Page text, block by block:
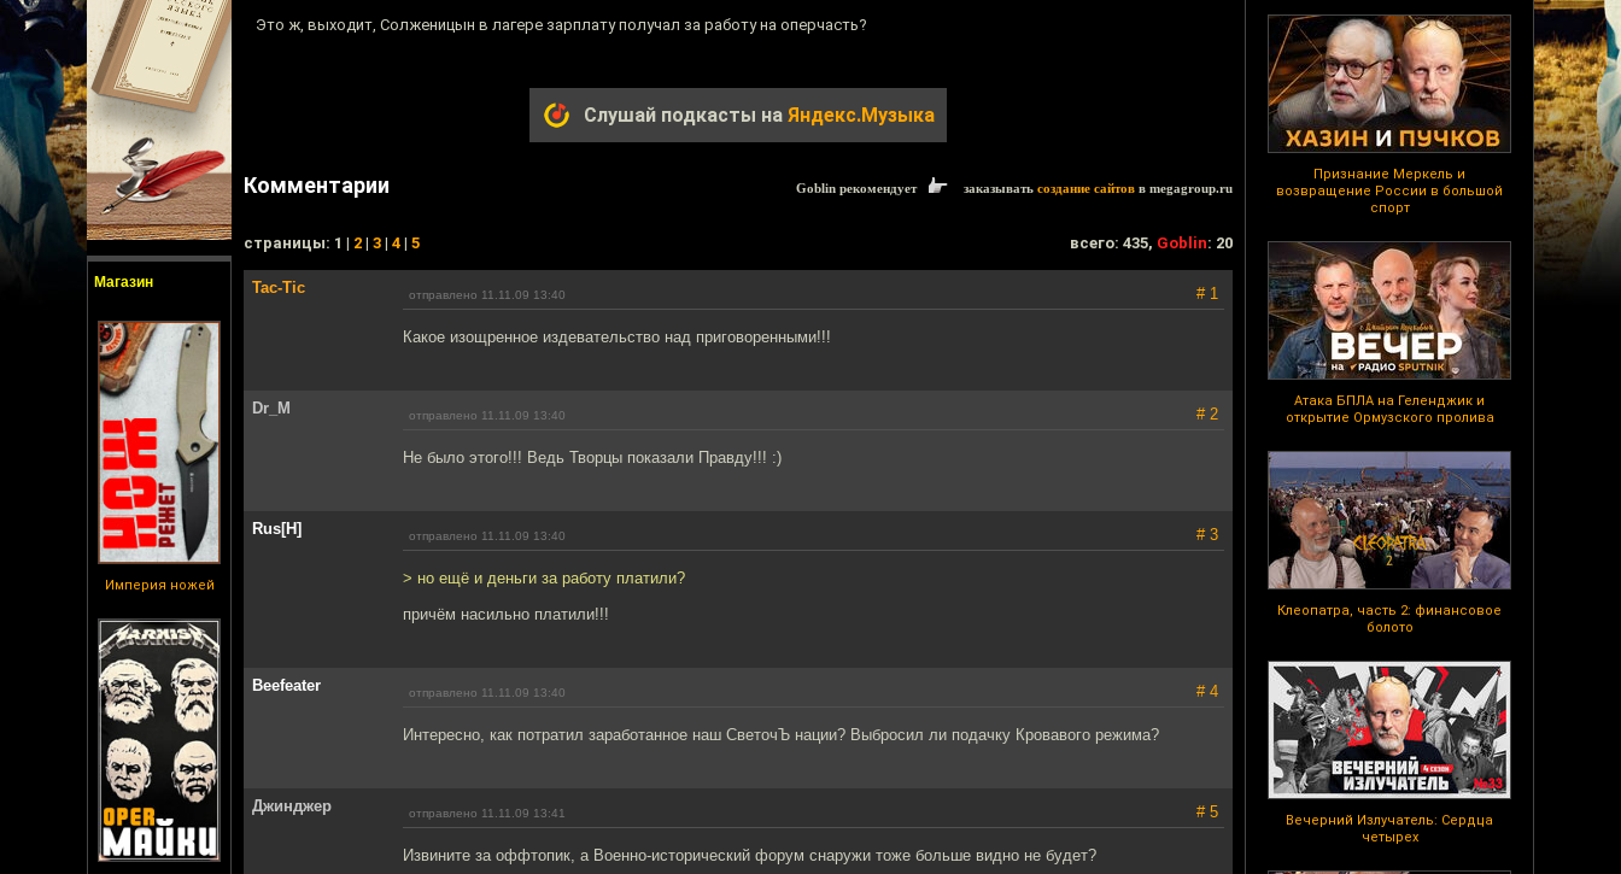
Магазин
Империя ножей
Признание Меркель и
возвращение России в большой
спорт
Атака БПЛА на Геленджик и
открытие Ормузского пролива
Клеопатра, часть 2: финансовое
болото
Вечерний Излучатель: Сердца
четырех
Это ж, выходит, Солженицын в лагере зарплату получал за работу на оперчасть?
Слушай подкасты на Яндекс.Музыка
Комментарии Goblin рекомендует заказывать создание сайтов в megagroup.ru
cтраницы: 1 | 2 | 3 | 4 | 5 всего: 435, Goblin: 20
Tac-Tic отправлено 11.11.09 13:40 # 1
Какое изощренное издевательство над приговоренными!!!
Dr_M отправлено 11.11.09 13:40 # 2
Не было этого!!! Ведь Творцы показали Правду!!! :)
Rus[H] отправлено 11.11.09 13:40 # 3
> но ещё и деньги за работу платили?
причём насильно платили!!!
Beefeater отправлено 11.11.09 13:40 # 4
Интересно, как потратил заработанное наш СветочЪ нации? Выбросил ли подачку Кровавого режима?
Джинджер отправлено 11.11.09 13:41 # 5
Извините за оффтопик, а Военно-исторический форум снаружи тоже больше видно не будет?